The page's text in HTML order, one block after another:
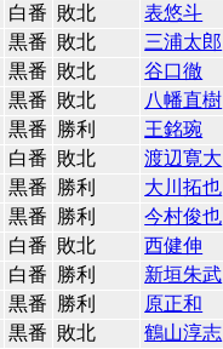
白番 敗北 表悠斗
黒番 敗北 三浦太郎
黒番 敗北 谷口徹
黒番 敗北 八幡直樹
黒番 勝利 王銘琬
白番 敗北 渡辺寛大
黒番 勝利 大川拓也
黒番 勝利 今村俊也
白番 敗北 西健伸
白番 勝利 新垣朱武
黒番 勝利 原正和
黒番 敗北 鶴山淳志